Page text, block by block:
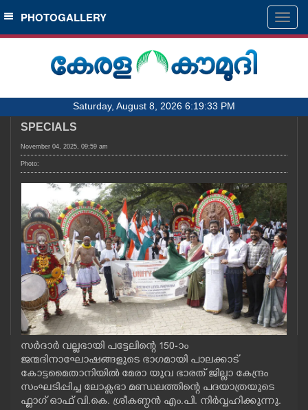
SECTIONS
HOME
NOTIFIED NEWS
KERALA
OBITUARY
NEWS 360
CASE DIARY
CINEMA
OPINION
PHOTOGALLERY
Saturday, August 8, 2026 6:19:33 PM
SPECIALS
November 04, 2025, 09:59 am
Photo:
സർദാർ വല്ലഭായി പട്ടേലിന്റെ 150-ാം
ജന്മദിനാഘോഷങ്ങളുടെ ഭാഗമായി പാലക്കാട്
കോട്ടമൈതാനിയിൽ മേരാ യുവ ഭാരത് ജില്ലാ കേന്ദ്രം
സംഘടിപ്പിച്ച ലോക്സഭാ മണ്ഡലത്തിന്റെ പദയാത്രയുടെ
ഫ്ലാഗ് ഓഫ് വി.കെ. ശ്രീകണ്ഠൻ എം.പി. നിർവ്വഹിക്കുന്നു.